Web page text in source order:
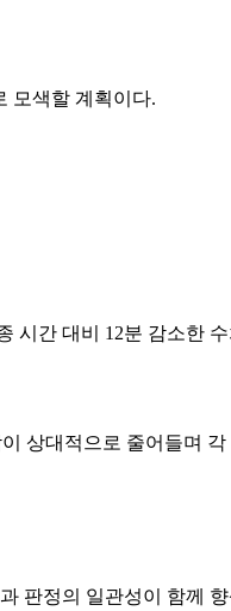
모색할 계획이다.
시간 대비 12분 감소한
상대적으로 줄어들며
판정의 일관성이 함께